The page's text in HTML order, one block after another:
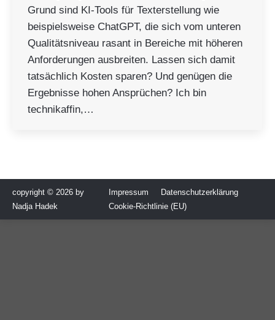
Grund sind KI-Tools für Texterstellung wie
beispielsweise ChatGPT, die sich vom unteren
Qualitätsniveau rasant in Bereiche mit höheren
Anforderungen ausbreiten. Lassen sich damit
tatsächlich Kosten sparen? Und genügen die
Ergebnisse hohen Ansprüchen? Ich bin
technikaffin,…
copyright © 2026 by
Nadja Hadek
Impressum
Datenschutzerklärung
Cookie-Richtlinie (EU)